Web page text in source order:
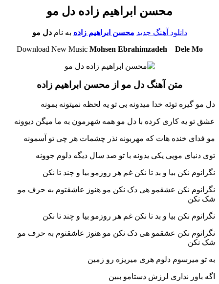
محسن ابراهیم زاده دل مو
دانلود آهنگ جدید محسن ابراهیم زاده به نامدل مو
Download New Music Mohsen Ebrahimzadeh – Dele Mo
متن آهنگ دل مو از محسن ابراهیم زاده
دل مو گیره توئه خدا میدونه بی تو یه لحظه نمیتونه بمونه
عشق تو یه کاری کرده با دل مو همه شهرمون به ما میگن دیوونه
مو فدای خنده هات که مهربونه نذر چشمات هر چی تو آسمونه
توی دنیای مویی یکی یدونه با تو صد سال دیگه دلوم جوونه
نگرانوم نکن بیا و بد تا نکن غم هر روزمو بیا و چند تا نکن
نگرانوم نکن عشقمو هی دک نکن مو هنوز عاشقتوم به حرف مو
شک نکن
نگرانوم نکن بیا و بد تا نکن غم هر روزمو بیا و چند تا نکن
نگرانوم نکن عشقمو هی دک نکن مو هنوز عاشقتوم به حرف مو
شک نکن
به تو میرسوم دلوم هری میریزه رو زمین
اگه باور نداری لرزش دستامو ببین